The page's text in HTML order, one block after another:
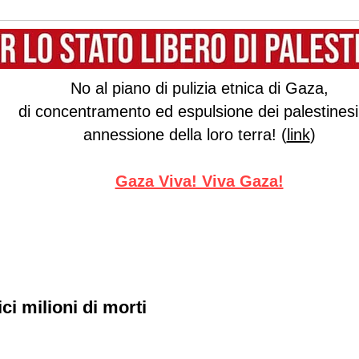
No al piano di pulizia etnica di Gaza,
di concentramento ed espulsione dei
annessione della loro terra! (link)
Gaza Viva! Viva Gaza!
milioni di morti